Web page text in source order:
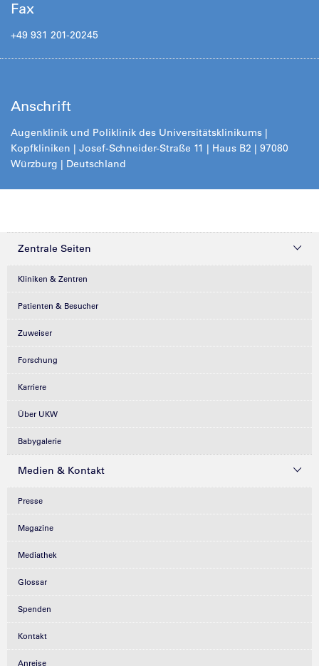
Fax
+49 931 201-20245
Anschrift
Augenklinik und Poliklinik des Universitätsklinikums |
Kopfkliniken | Josef-Schneider-Straße 11 | Haus B2 | 97080
Würzburg | Deutschland
Zentrale Seiten
Kliniken & Zentren
Patienten & Besucher
Zuweiser
Forschung
Karriere
Über UKW
Babygalerie
Medien & Kontakt
Presse
Magazine
Mediathek
Glossar
Spenden
Kontakt
Anreise